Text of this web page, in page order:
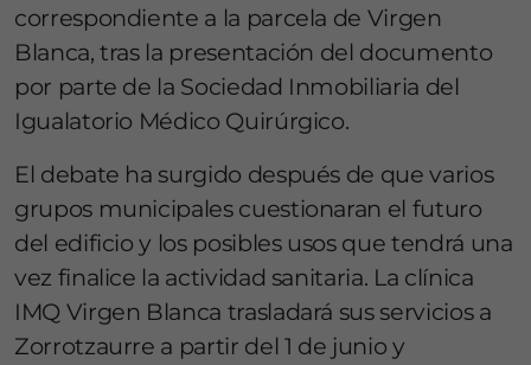
correspondiente a la parcela de Virgen
Blanca, tras la presentación del documento
por parte de la Sociedad Inmobiliaria del
Igualatorio Médico Quirúrgico.
El debate ha surgido después de que varios
grupos municipales cuestionaran el futuro
del edificio y los posibles usos que tendrá una
vez finalice la actividad sanitaria. La clínica
IMQ Virgen Blanca trasladará sus servicios a
Zorrotzaurre a partir del 1 de junio y